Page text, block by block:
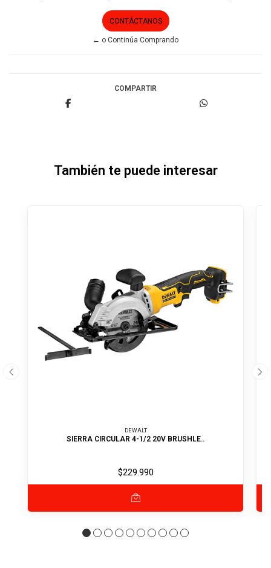
CONTÁCTANOS
← o Continúa Comprando
COMPARTIR
También te puede interesar
DEWALT
SIERRA CIRCULAR 4-1/2 20V BRUSHLE..
$229.990